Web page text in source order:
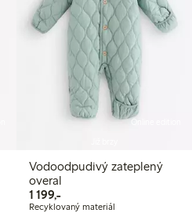
Online edition
Vodoodpudivý zateplený
overal
1 199,-1 199,00 Kč
Recyklovaný materiál